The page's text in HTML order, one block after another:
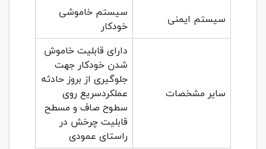
سیستم ایمنی
سیستم خاموشی
خودکار
سایر مشخصات
دارای قابلیت خاموش
شدن خودکار جهت
جلوگیری از بروز حادثه
عملکردسریع روی
سطوح صاف و مسطح
قابلیت چرخش در
راستای عمودی